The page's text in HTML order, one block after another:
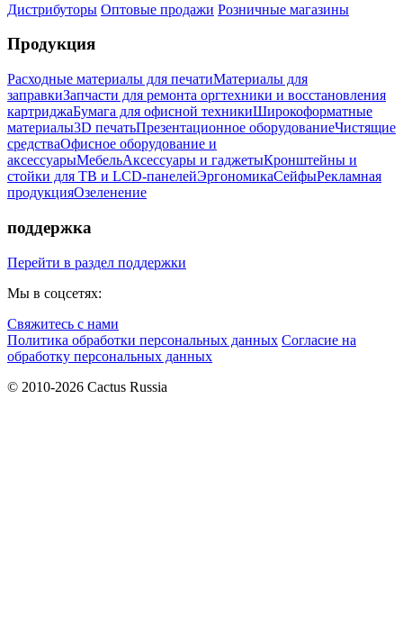
Дистрибуторы Оптовые продажи Розничные магазины
Продукция
Расходные материалы для печатиМатериалы для
заправкиЗапчасти для ремонта оргтехники и восстановления
картриджаБумага для офисной техникиШирокоформатные
материалы3D печатьПрезентационное оборудованиеЧистящие
средстваОфисное оборудование и
аксессуарыМебельАксессуары и гаджетыКронштейны и
стойки для ТВ и LCD-панелейЭргономикаСейфыРекламная
продукцияОзеленение
поддержка
Перейти в раздел поддержки
Мы в соцсетях:
Свяжитесь с нами
Политика обработки персональных данных Согласие на
обработку персональных данных
© 2010-2026 Cactus Russia